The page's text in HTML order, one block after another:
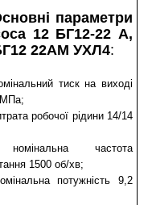
параметри
12 БГ12-22 А,
22АМ УХЛ4:
тиск на виході
робочої рідини 14/14
частота
1500 об/хв;
потужність 9,2